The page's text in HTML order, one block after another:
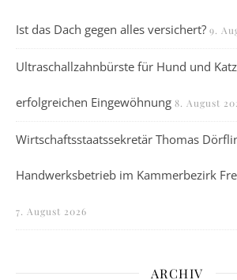
Ist das Dach gegen alles versichert? 9.
Ultraschallzahnbürste für Hund und
erfolgreichen Eingewöhnung 8. August
Wirtschaftsstaatssekretär Thomas
Handwerksbetrieb im Kammerbezirk
7. August 2026
ARCHIV